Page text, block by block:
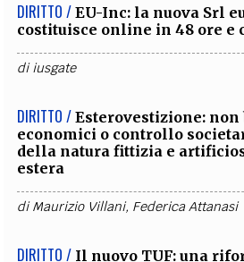
DIRITTO / EU-Inc: la nuova Srl
costituisce online in 48 ore e
diiusgate
DIRITTO / Esterovestizione:
economici o controllo
della natura fittizia e
estera
diMaurizio Villani, Federica Attanasi
DIRITTO / Il nuovo TUF: una